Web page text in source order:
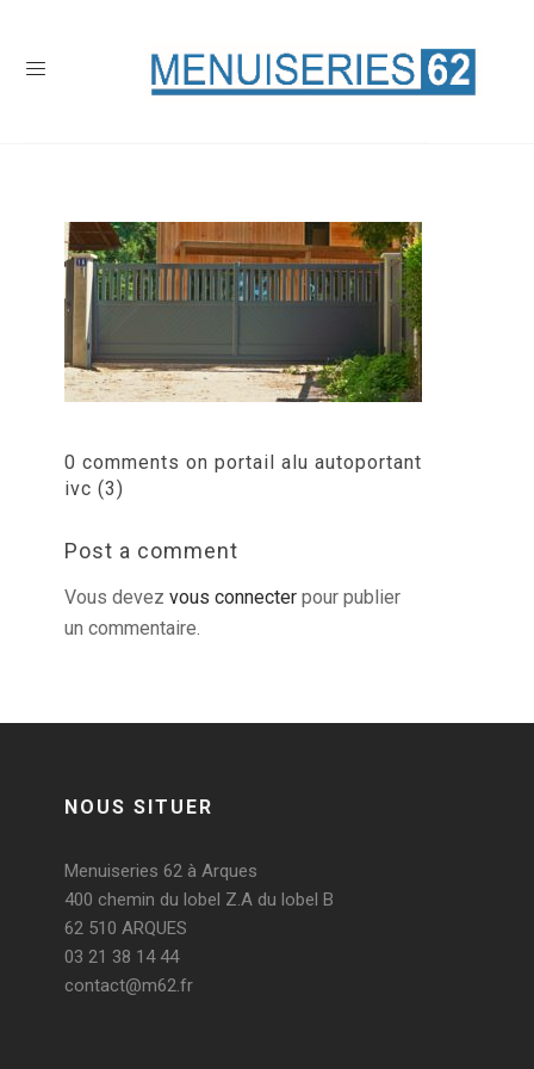
0 comments on portail alu autoportant
ivc (3)
Post a comment
Vous devez vous connecter pour publier
un commentaire.
NOUS SITUER
Menuiseries 62 à Arques
400 chemin du lobel Z.A du lobel B
62 510 ARQUES
03 21 38 14 44
contact@m62.fr